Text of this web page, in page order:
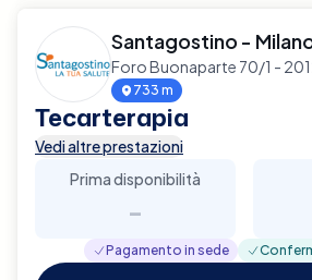
Santagostino -
Foro Buonaparte 70/1 -
733 m
Tecarterapia
Vedi altre prestazioni
Prima disponibilità
-
Pagamento in sede